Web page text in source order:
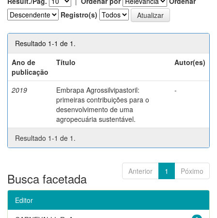
Registro(s)
Resultado 1-1 de 1.
Ano de
publicação
Título Autor(es)
2019
Embrapa Agrossilvipastoril:
primeiras contribuições para o
desenvolvimento de uma
agropecuária sustentável.
-
Resultado 1-1 de 1.
Anterior 1 Póximo
Busca facetada
Editor